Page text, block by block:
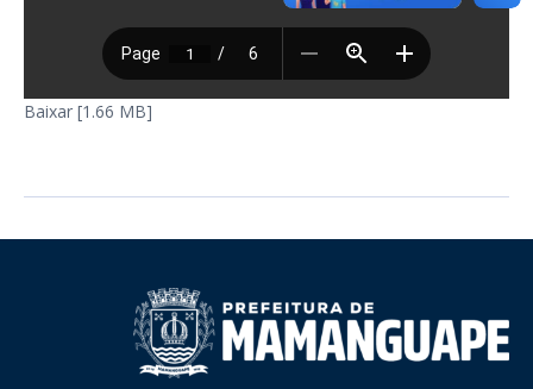
Baixar [1.66 MB]